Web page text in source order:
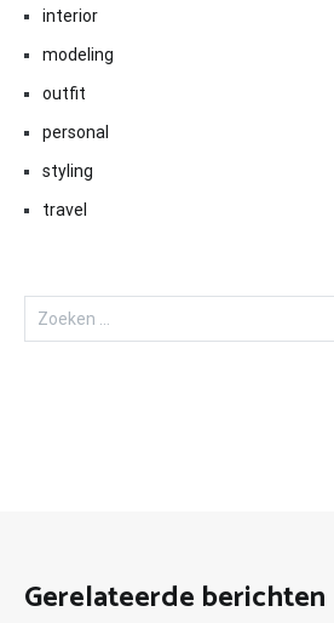
interior
modeling
outfit
personal
styling
travel
Zoeken
naar:
Gerelateerde berichten